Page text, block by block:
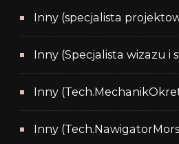
Inny (specjalista
Inny (Specjalista wizazu i
Inny
Inny